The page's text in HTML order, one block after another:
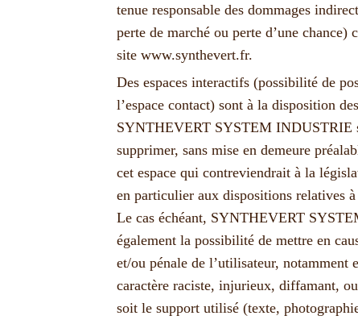
tenue responsable des dommages
perte de marché ou perte d’une chance)
site www.synthevert.fr.
Des espaces interactifs (possibilité de
l’espace contact) sont à la disposition
SYNTHEVERT SYSTEM INDUSTRIE
supprimer, sans mise en demeure
cet espace qui contreviendrait à la
en particulier aux dispositions relatives
Le cas échéant, SYNTHEVERT
également la possibilité de mettre en
et/ou pénale de l’utilisateur, notamment
caractère raciste, injurieux, diffamant,
soit le support utilisé (texte,